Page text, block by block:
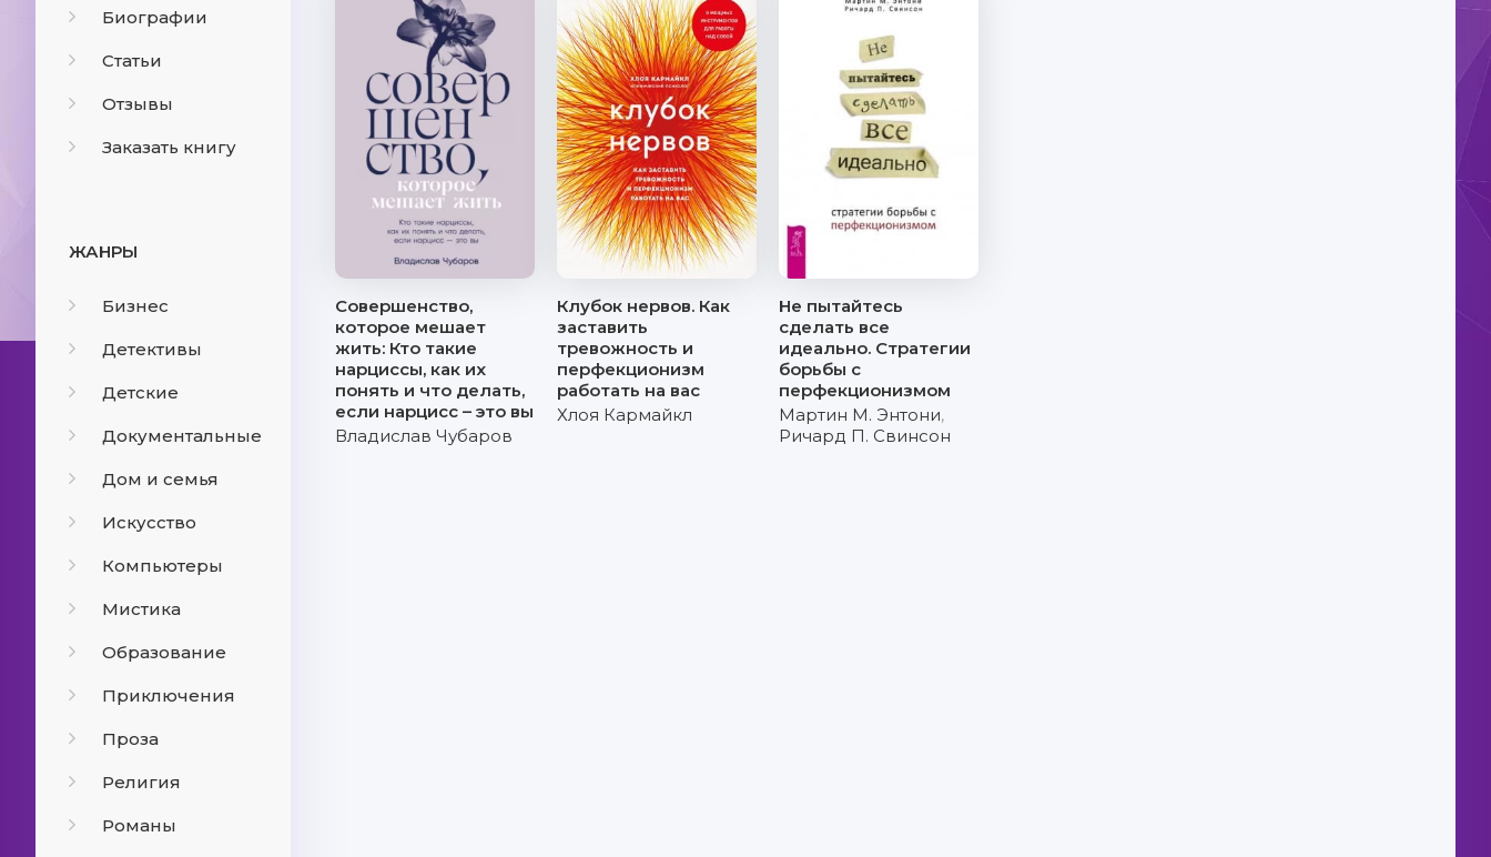
Биографии
Статьи
Отзывы
Заказать книгу
ЖАНРЫ
Бизнес
Детективы
Детские
Документальные
Дом и семья
Искусство
Компьютеры
Мистика
Образование
Приключения
Проза
Религия
Романы
Совершенство,
которое мешает
жить: Кто такие
нарциссы, как их
понять и что делать,
если нарцисс – это вы
Владислав Чубаров
Клубок нервов. Как
заставить
тревожность и
перфекционизм
работать на вас
Хлоя Кармайкл
Не пытайтесь
сделать все
идеально. Стратегии
борьбы с
перфекционизмом
Мартин М. Энтони,
Ричард П. Свинсон